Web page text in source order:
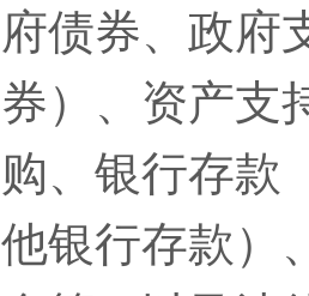
府债券、政府
券）、资产支
购、银行存款
他银行存款）